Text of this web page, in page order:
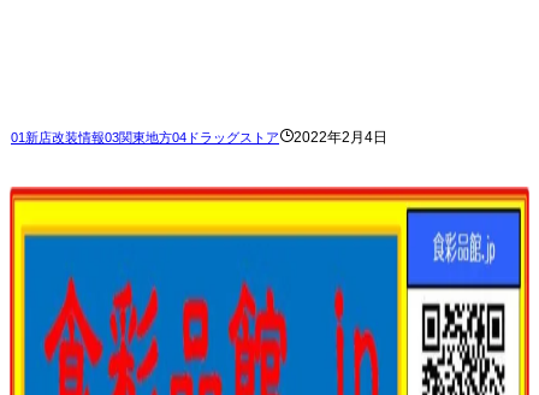
01新店改装情報03関東地方04ドラッグストア 2022年2月4日